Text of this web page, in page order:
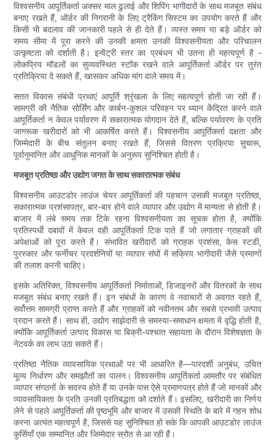
विश्वसनीय आपूर्तिकर्ता अक्सर माल ढुलाई और शिपिंग भागीदारों के साथ मजबूत संबंध
बनाए रखते हैं, ऑर्डर की निगरानी के लिए ट्रैकिंग सिस्टम का उपयोग करते हैं और
किसी भी बदलाव की जानकारी पहले से ही देते हैं। व्यस्त समय या बड़े ऑर्डर को
समय सीमा में पूरा करने की उनकी क्षमता उनकी विश्वसनीयता और परिचालन
उत्कृष्टता को दर्शाती है। इन्वेंट्री स्तर का प्रबंधन भी उतना ही महत्वपूर्ण है -
लोकप्रिय मॉडलों का सुव्यवस्थित स्टॉक रखने वाले आपूर्तिकर्ता ऑर्डर पर तुरंत
प्रतिक्रिया दे सकते हैं, खासकर अधिक मांग वाले समय में।
सतत विकास संबंधी प्रथाएं आपूर्ति श्रृंखला के लिए महत्वपूर्ण होती जा रही हैं।
सामग्री की नैतिक सोर्सिंग और कार्बन-कुशल परिवहन पर ध्यान केंद्रित करने वाले
आपूर्तिकर्ता न केवल पर्यावरण में सकारात्मक योगदान देते हैं, बल्कि पर्यावरण के प्रति
जागरूक खरीदारों को भी आकर्षित करते हैं। विश्वसनीय आपूर्तिकर्ता दक्षता और
जिम्मेदारी के बीच संतुलन बनाए रखते हैं, जिससे वितरण प्रक्रिया सुचारू,
पूर्वानुमानित और आधुनिक मानकों के अनुरूप सुनिश्चित होती है।
मजबूत प्रतिष्ठा और उद्योग जगत के साथ सकारात्मक संबंध
विश्वसनीय आउटडोर लाउंज चेयर आपूर्तिकर्ता की पहचान उसकी मजबूत प्रतिष्ठा,
सकारात्मक प्रशंसापत्र, बार-बार होने वाले व्यापार और उद्योग में मान्यता से होती है।
बाजार में लंबे समय तक टिके रहना विश्वसनीयता का सूचक होता है, क्योंकि
प्रतिस्पर्धी दबावों में केवल वही आपूर्तिकर्ता टिक पाते हैं जो लगातार ग्राहकों की
अपेक्षाओं को पूरा करते हैं। संभावित खरीदारों को ग्राहक प्रशंसा, केस स्टडी,
पुरस्कार और फर्नीचर प्रदर्शनियों या व्यापार संघों में सक्रिय भागीदारी जैसे प्रमाणों
की तलाश करनी चाहिए।
इसके अतिरिक्त, विश्वसनीय आपूर्तिकर्ता निर्माताओं, डिजाइनरों और वितरकों के साथ
मजबूत संबंध बनाए रखते हैं। इन संबंधों के कारण वे नवाचारों से अवगत रहते हैं,
सर्वोत्तम सामग्री प्राप्त करते हैं और ग्राहकों को नवीनतम और सबसे प्रभावी उत्पाद
प्रदान करते हैं। साथ ही, उद्योग साझेदारी से समस्या-समाधान क्षमता में वृद्धि होती है,
क्योंकि आपूर्तिकर्ता उत्पाद विकास या बिक्री-पश्चात सहायता के दौरान विशेषज्ञता के
नेटवर्क का लाभ उठा सकते हैं।
प्रतिष्ठा नैतिक व्यावसायिक प्रथाओं पर भी आधारित है—पारदर्शी अनुबंध, उचित
मूल्य निर्धारण और समझौतों का पालन। विश्वसनीय आपूर्तिकर्ता आमतौर पर संबंधित
व्यापार संगठनों के सदस्य होते हैं या उनके पास ऐसे प्रमाणपत्र होते हैं जो मानकों और
व्यावसायिकता के प्रति उनकी प्रतिबद्धता को दर्शाते हैं। इसलिए, खरीदारी का निर्णय
लेने से पहले आपूर्तिकर्ता की पृष्ठभूमि और बाजार में उसकी स्थिति के बारे में गहन शोध
करना अत्यंत महत्वपूर्ण है, जिससे यह सुनिश्चित हो सके कि आपकी आउटडोर लाउंज
कुर्सियाँ एक सम्मानित और जिम्मेदार स्रोत से आ रही हैं।